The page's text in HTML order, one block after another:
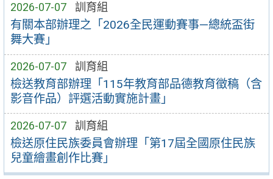
2026-07-07 訓育組
有關本部辦理之「2026全民運動賽事—總統盃街
舞大賽」
2026-07-07 訓育組
檢送教育部辦理「115年教育部品德教育徵稿（含
影音作品）評選活動實施計畫」
2026-07-07 訓育組
檢送原住民族委員會辦理「第17屆全國原住民族
兒童繪畫創作比賽」